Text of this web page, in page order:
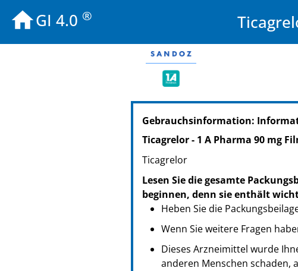
GI 4.0 ®
PZN: 19399252
PPN: 111939925222
NTIN: 04150193992524
PPN: 111939926912
NTIN: 04150193992692
PZN: 19399275
PPN: 111939927575
NTIN: 04150193992753
Gebrauchsinformation:
Ticagrelor - 1 A Pharma 90 mg
Ticagrelor
Lesen Sie die gesamte
beginnen, denn sie enthält
Heben Sie die
Wenn Sie weitere Fragen
Dieses Arzneimittel wurde
anderen Menschen schaden,